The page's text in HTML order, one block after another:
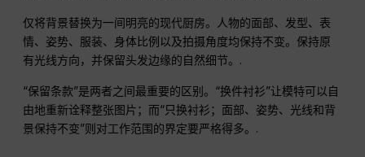
仅将背景替换为一间明亮的现代厨房。人物的面部、发型、表
情、姿势、服装、身体比例以及拍摄角度均保持不变。保持原
有光线方向，并保留头发边缘的自然细节。.
“保留条款”是两者之间最重要的区别。“换件衬衫”让模特可以自
由地重新诠释整张图片；而“只换衬衫；面部、姿势、光线和背
景保持不变”则对工作范围的界定要严格得多。.